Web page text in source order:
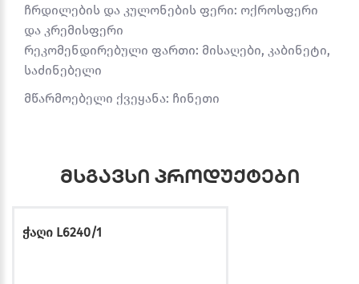
ჩრდილების და კულონების ფერი: ოქროსფერი
და კრემისფერი
რეკომენდირებული ფართი: მისაღები, კაბინეტი,
საძინებელი
მწარმოებელი ქვეყანა: ჩინეთი
მსგავსი პროდუქტები
ჭაღი L6240/1